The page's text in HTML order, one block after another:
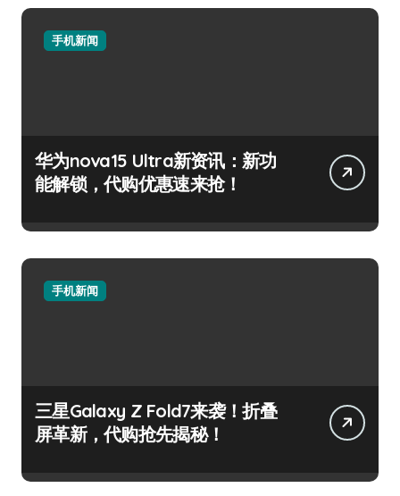
手机新闻
华为nova15 Ultra新资讯：新功
能解锁，代购优惠速来抢！
手机新闻
三星Galaxy Z Fold7来袭！折叠
屏革新，代购抢先揭秘！